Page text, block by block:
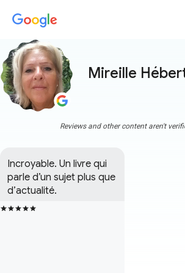
Mireille
Reviews and other content aren't
Incroyable. Un livre qui
parle d’un sujet plus que
d’actualité.